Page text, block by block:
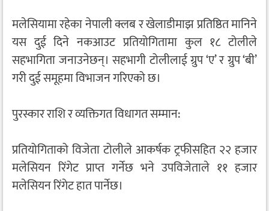
मलेसियामा रहेका नेपाली क्लब र खेलाडीमाझ प्रतिष्ठित मानिने
यस दुई दिने नकआउट प्रतियोगितामा कुल १८ टोलीले
सहभागिता जनाउनेछन्। सहभागी टोलीलाई ग्रुप ‘ए’ र ग्रुप ‘बी’
गरी दुई समूहमा विभाजन गरिएको छ।
पुरस्कार राशि र व्यक्तिगत विधागत सम्मान:
प्रतियोगिताको विजेता टोलीले आकर्षक ट्रफीसहित २२ हजार
मलेसियन रिंगेट प्राप्त गर्नेछ भने उपविजेताले ११ हजार
मलेसियन रिंगेट हात पार्नेछ।